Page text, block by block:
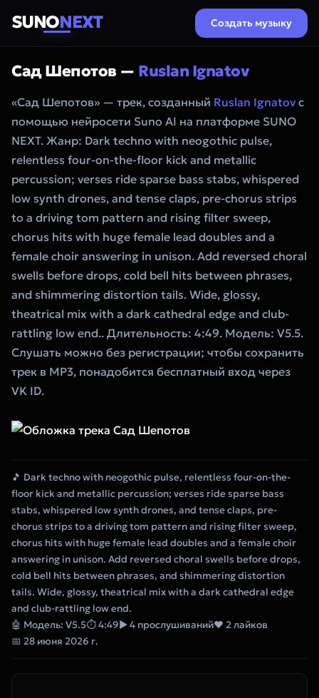
SUNONEXT Создать музыку
Сад Шепотов — Ruslan Ignatov
«Сад Шепотов» — трек, созданный Ruslan Ignatov с
помощью нейросети Suno AI на платформе SUNO
NEXT. Жанр: Dark techno with neogothic pulse,
relentless four-on-the-floor kick and metallic
percussion; verses ride sparse bass stabs, whispered
low synth drones, and tense claps, pre-chorus strips
to a driving tom pattern and rising filter sweep,
chorus hits with huge female lead doubles and a
female choir answering in unison. Add reversed choral
swells before drops, cold bell hits between phrases,
and shimmering distortion tails. Wide, glossy,
theatrical mix with a dark cathedral edge and club-
rattling low end.. Длительность: 4:49. Модель: V5.5.
Слушать можно без регистрации; чтобы сохранить
трек в MP3, понадобится бесплатный вход через
VK ID.
🎵 Dark techno with neogothic pulse, relentless four-on-the-
floor kick and metallic percussion; verses ride sparse bass
stabs, whispered low synth drones, and tense claps, pre-
chorus strips to a driving tom pattern and rising filter sweep,
chorus hits with huge female lead doubles and a female choir
answering in unison. Add reversed choral swells before drops,
cold bell hits between phrases, and shimmering distortion
tails. Wide, glossy, theatrical mix with a dark cathedral edge
and club-rattling low end.
🤖 Модель: V5.5⏱ 4:49▶ 4 прослушиваний❤ 2 лайков
📅 28 июня 2026 г.